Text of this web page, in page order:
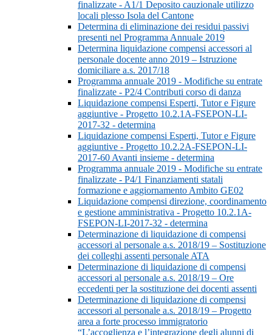
finalizzate - A1/1 Deposito cauzionale utilizzo
locali plesso Isola del Cantone
Determina di eliminazione dei residui passivi
presenti nel Programma Annuale 2019
Determina liquidazione compensi accessori al
personale docente anno 2019 – Istruzione
domiciliare a.s. 2017/18
Programma annuale 2019 - Modifiche su entrate
finalizzate - P2/4 Contributi corso di danza
Liquidazione compensi Esperti, Tutor e Figure
aggiuntive - Progetto 10.2.1A-FSEPON-LI-
2017-32 - determina
Liquidazione compensi Esperti, Tutor e Figure
aggiuntive - Progetto 10.2.2A-FSEPON-LI-
2017-60 Avanti insieme - determina
Programma annuale 2019 - Modifiche su entrate
finalizzate - P4/1 Finanziamenti statali
formazione e aggiornamento Ambito GE02
Liquidazione compensi direzione, coordinamento
e gestione amministrativa - Progetto 10.2.1A-
FSEPON-LI-2017-32 - determina
Determinazione di liquidazione di compensi
accessori al personale a.s. 2018/19 – Sostituzione
dei colleghi assenti personale ATA
Determinazione di liquidazione di compensi
accessori al personale a.s. 2018/19 – Ore
eccedenti per la sostituzione dei docenti assenti
Determinazione di liquidazione di compensi
accessori al personale a.s. 2018/19 – Progetto
area a forte processo immigratorio
“L’accoglienza e l’integrazione degli alunni di